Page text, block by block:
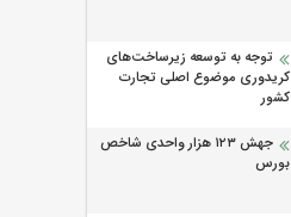
توجه به توسعه زیرساخت‌های
کریدوری موضوع اصلی تجارت
کشور
جهش ۱۲۳ هزار واحدی شاخص
بورس